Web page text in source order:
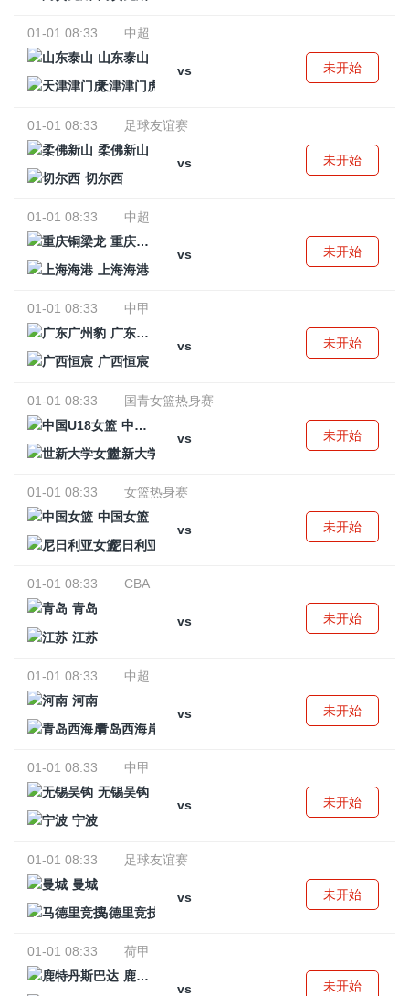
01-01 08:33
中超
山东泰山
vs
天津津门虎
未开始
01-01 08:33
足球友谊赛
柔佛新山
vs
切尔西
未开始
01-01 08:33
中超
重庆铜梁龙
vs
上海海港
未开始
01-01 08:33
中甲
广东广州豹
vs
广西恒宸
未开始
01-01 08:33
国青女篮热身赛
中国U18女篮
vs
世新大学女篮
未开始
01-01 08:33
女篮热身赛
中国女篮
vs
尼日利亚女篮
未开始
01-01 08:33
CBA
青岛
vs
江苏
未开始
01-01 08:33
中超
河南
vs
青岛西海岸
未开始
01-01 08:33
中甲
无锡吴钩
vs
宁波
未开始
01-01 08:33
足球友谊赛
曼城
vs
马德里竞技
未开始
01-01 08:33
荷甲
鹿特丹斯巴达
vs
未开始